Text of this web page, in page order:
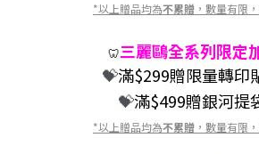
*以上贈品均為不累贈 ，數量有限
🦷三麗鷗全系列限定
💝滿$299贈限量轉印
💝滿$499贈銀河提
*以上贈品均為不累贈 ，數量有限